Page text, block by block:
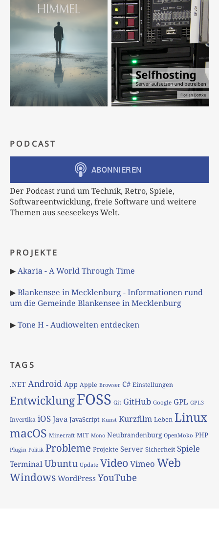
PODCAST
Der Podcast rund um Technik, Retro, Spiele,
Softwareentwicklung, freie Software und weitere
Themen aus seeseekeys Welt.
PROJEKTE
▶Akaria - A World Through Time
▶Blankensee in Mecklenburg - Informationen rund
um die Gemeinde Blankensee in Mecklenburg
▶Tone H - Audiowelten entdecken
TAGS
.NET Android App Apple Browser C# Einstellungen
EntwicklungFOSS Git GitHub Google GPL GPL3
Invertika iOS Java JavaScript Kunst Kurzfilm Leben Linux
macOS Minecraft MIT Mono Neubrandenburg OpenMoko PHP
Plugin Politik Probleme Projekte Server Sicherheit Spiele
TerminalUbuntu Update VideoVimeo Web
Windows WordPress YouTube